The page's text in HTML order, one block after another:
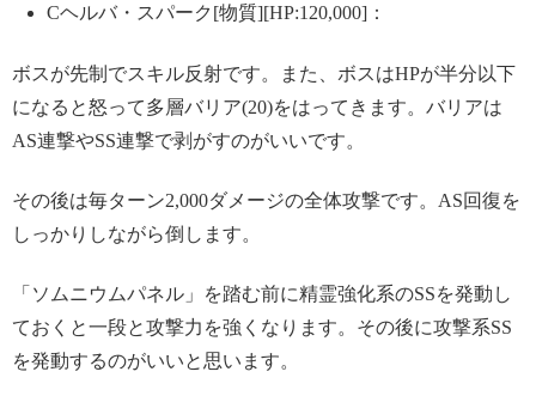
Cヘルバ・スパーク[物質][HP:120,000]：
ボスが先制でスキル反射です。また、ボスはHPが半分以下
になると怒って多層バリア(20)をはってきます。バリアは
AS連撃やSS連撃で剥がすのがいいです。
その後は毎ターン2,000ダメージの全体攻撃です。AS回復を
しっかりしながら倒します。
「ソムニウムパネル」を踏む前に精霊強化系のSSを発動し
ておくと一段と攻撃力を強くなります。その後に攻撃系SS
を発動するのがいいと思います。